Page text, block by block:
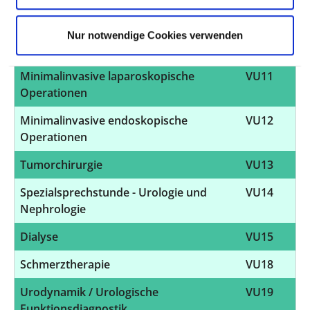
Nur notwendige Cookies verwenden
Plastisch-rekonstruktive Eingriffe an
Minimalinvasive laparoskopische
Operationen
VU11
Minimalinvasive endoskopische
Operationen
VU12
Tumorchirurgie
VU13
Spezialsprechstunde - Urologie und
Nephrologie
VU14
Dialyse
VU15
Schmerztherapie
VU18
Urodynamik / Urologische
VU19